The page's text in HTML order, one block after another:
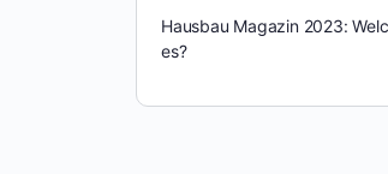
Hausbau Magazin 2023:
es?